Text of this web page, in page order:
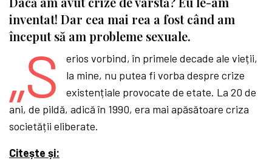
inventat! Dar cea mai rea a fost când am
început să am probleme sexuale.
„S
erios vorbind, în primele decade ale vieții,
la mine, nu putea fi vorba despre crize
existențiale provocate de etate. La 20 de
ani, de pildă, adică în 1990, era mai apăsătoare criza
societății eliberate.
Citește și: